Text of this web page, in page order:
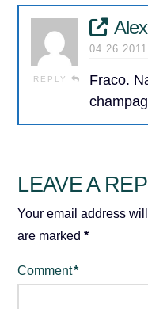
REPLY
Fraco.
LEAVE A
Your email address
are marked*
Comment*